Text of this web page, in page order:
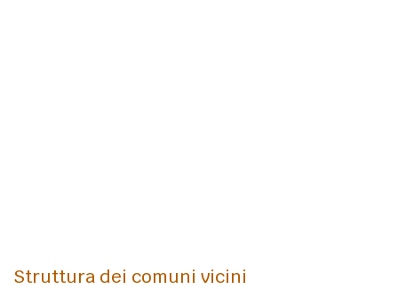
Struttura dei comuni vicini